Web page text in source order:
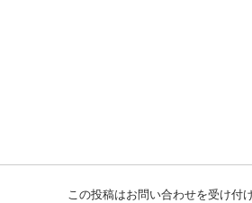
この投稿はお問い合わせを受け付